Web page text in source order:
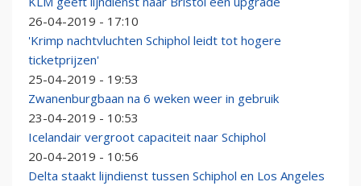
26-04-2019 - 17:10
'Krimp nachtvluchten Schiphol leidt tot hogere
ticketprijzen'
25-04-2019 - 19:53
Zwanenburgbaan na 6 weken weer in gebruik
23-04-2019 - 10:53
Icelandair vergroot capaciteit naar Schiphol
20-04-2019 - 10:56
Delta staakt lijndienst tussen Schiphol en Los Angeles